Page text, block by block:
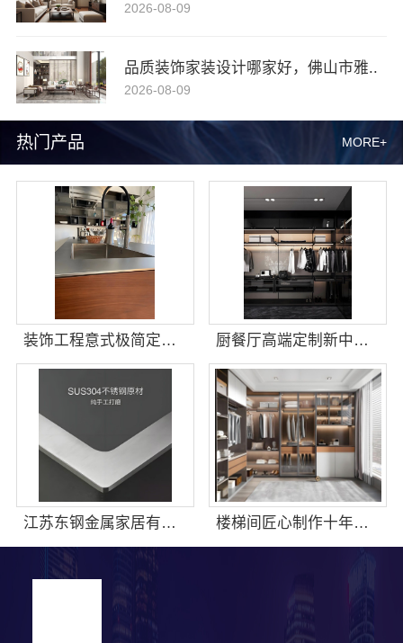
热门产品 MORE+
装饰工程意式极简定制厂家，华居不锈钢 厨餐厅高端定制新中式多少钱——江苏东钢金属家居有限公司
江苏东钢金属家居有限公司：别墅装饰工程蚀刻工艺多少钱 楼梯间匠心制作十年专注-华居不锈钢
2026-08-09
品质装饰家装设计哪家好，佛山市雅..
2026-08-09